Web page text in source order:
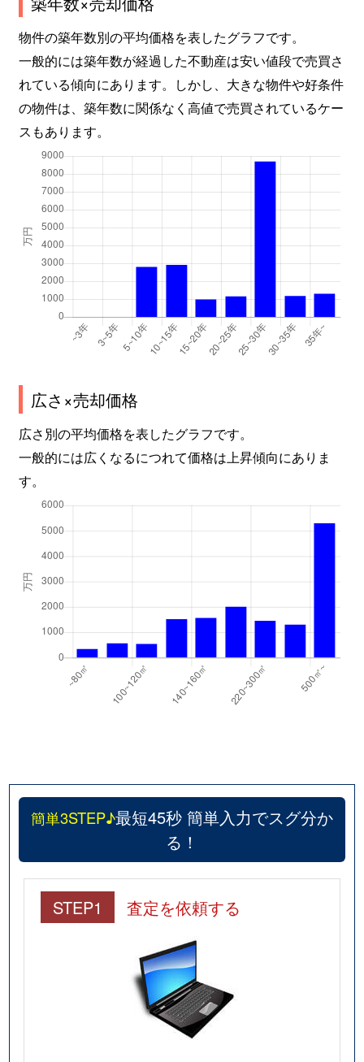
物件の築年数別の平均価格を表したグラフです。
一般的には築年数が経過した不動産は安い値段で売買さ
れている傾向にあります。しかし、大きな物件や好条件
の物件は、築年数に関係なく高値で売買されているケー
スもあります。
広さ×売却価格
広さ別の平均価格を表したグラフです。
一般的には広くなるにつれて価格は上昇傾向にありま
す。
簡単3STEP♪最短45秒 簡単入力でスグ分か
る！
STEP1 査定を依頼する